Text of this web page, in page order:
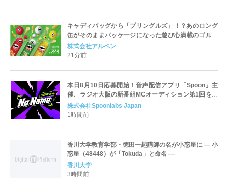
キャディバッグから「プリングルズ」！？あのロング
缶がそのままパッケージになった遊び心満載のゴルフ
ボールが8月7日(金)より全国のゴルフ５で順次発売！
株式会社アルペン
21分前
本日8月10日応募開始！音声配信アプリ「Spoon」主
催、ラジオ大阪の新番組MCオーディション第1回を開
催
株式会社Spoonlabs Japan
1時間前
香川大学教育学部・徳田一起講師の名が小惑星に ― 小
惑星（48448）が「Tokuda」と命名 ―
香川大学
3時間前